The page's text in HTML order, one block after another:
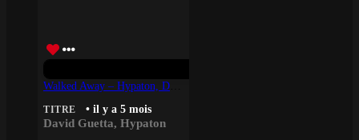
TITRE • il y a 5 mois
David Guetta, Hypaton